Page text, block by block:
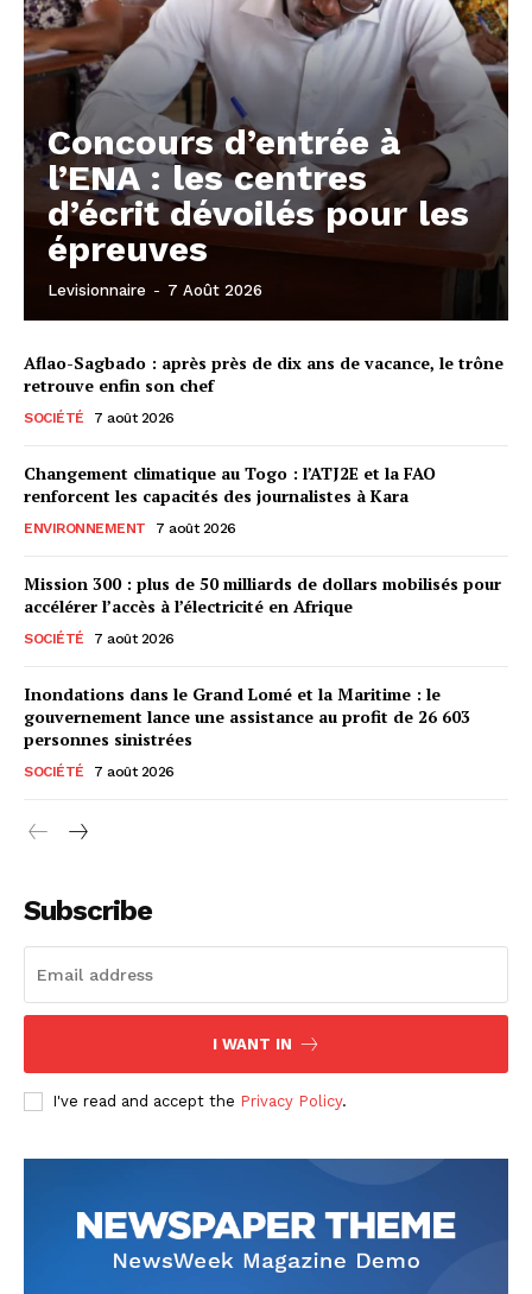
Concours d’entrée à
l’ENA : les centres
d’écrit dévoilés pour les
épreuves
Levisionnaire - 7 Août 2026
Aflao-Sagbado : après près de dix ans de vacance, le trône
retrouve enfin son chef
SOCIÉTÉ 7 août 2026
Changement climatique au Togo : l’ATJ2E et la FAO
renforcent les capacités des journalistes à Kara
ENVIRONNEMENT 7 août 2026
Mission 300 : plus de 50 milliards de dollars mobilisés pour
accélérer l’accès à l’électricité en Afrique
SOCIÉTÉ 7 août 2026
Inondations dans le Grand Lomé et la Maritime : le
gouvernement lance une assistance au profit de 26 603
personnes sinistrées
SOCIÉTÉ 7 août 2026
Subscribe
I WANT IN
I've read and accept the Privacy Policy.